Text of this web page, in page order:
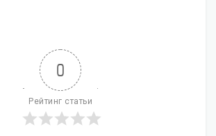
0
Рейтинг статьи